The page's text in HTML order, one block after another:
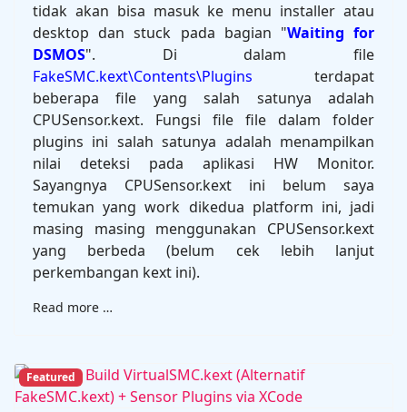
tidak akan bisa masuk ke menu installer atau
desktop dan stuck pada bagian "Waiting for
DSMOS". Di dalam file
FakeSMC.kext\Contents\Plugins terdapat
beberapa file yang salah satunya adalah
CPUSensor.kext. Fungsi file file dalam folder
plugins ini salah satunya adalah menampilkan
nilai deteksi pada aplikasi HW Monitor.
Sayangnya CPUSensor.kext ini belum saya
temukan yang work dikedua platform ini, jadi
masing masing menggunakan CPUSensor.kext
yang berbeda (belum cek lebih lanjut
perkembangan kext ini).
Read more …
Featured